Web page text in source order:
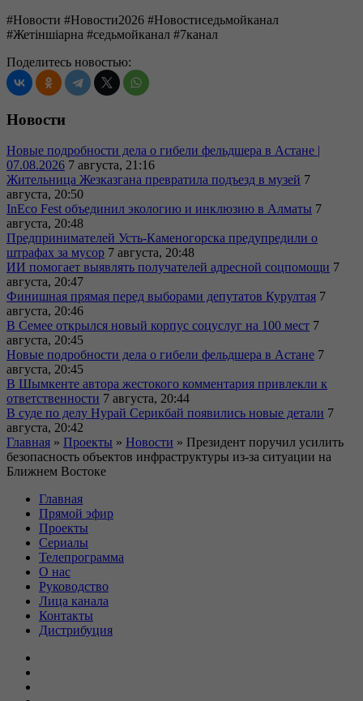
#Новости #Новости2026 #Новостиседьмойканал
#Жетіншіарна #седьмойканал #7канал
Поделитесь новостью:
Новости
Новые подробности дела о гибели фельдшера в Астане |
07.08.2026 7 августа, 21:16
Жительница Жезказгана превратила подъезд в музей 7
августа, 20:50
InEco Fest объединил экологию и инклюзию в Алматы 7
августа, 20:48
Предпринимателей Усть-Каменогорска предупредили о
штрафах за мусор 7 августа, 20:48
ИИ помогает выявлять получателей адресной соцпомощи 7
августа, 20:47
Финишная прямая перед выборами депутатов Курултая 7
августа, 20:46
В Семее открылся новый корпус соцуслуг на 100 мест 7
августа, 20:45
Новые подробности дела о гибели фельдшера в Астане 7
августа, 20:45
В Шымкенте автора жестокого комментария привлекли к
ответственности 7 августа, 20:44
В суде по делу Нурай Серикбай появились новые детали 7
августа, 20:42
Главная » Проекты » Новости » Президент поручил усилить
безопасность объектов инфраструктуры из-за ситуации на
Ближнем Востоке
Главная
Прямой эфир
Проекты
Сериалы
Телепрограмма
О нас
Руководство
Лица канала
Контакты
Дистрибуция